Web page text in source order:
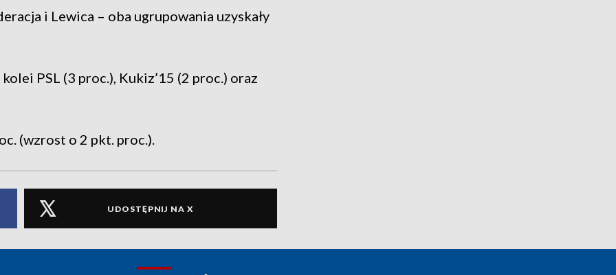
i Lewica – oba ugrupowania uzyskały
PSL (3 proc.), Kukiz’15 (2 proc.) oraz
(wzrost o 2 pkt. proc.).
UDOSTĘPNIJ NA X